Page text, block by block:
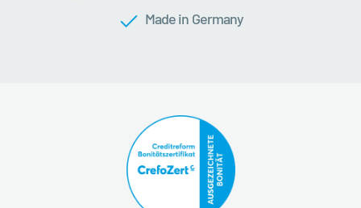
Made in Germany